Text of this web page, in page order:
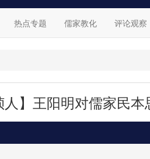
热点专题 儒家教化 评论观察
人】王阳明对儒家民